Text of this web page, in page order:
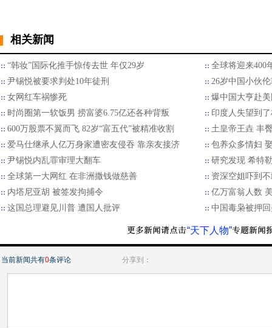
相关新闻
“韩妆”国际化推手惊传去世 年仅29岁
全球将迎来400
尹锡悦被要求判处10年徒刑
26岁中国小伙
女网红车祸惨死
爆中国大亨赴
时尚圈第一软饭男 捞富婆6.75亿还各种背叛
印度人失望到
600万股票不翼而飞 82岁“富五代”被精准收割
土皇帝王垚 丰
爱马仕继承人亿万身家遭密友侵吞 靠亲友接济
包养众多情妇
尹锡悦内乱罪审理大翻车
研究发现 希特
全球第一大网红 在非洲撒钱做慈善
资深空姐吓到
内塔尼亚胡 被签发拘捕令
亿万富翁人数
这国总理避见川普 遭国人批评
中国毒枭被押
“天下人物”
当前新闻共有0条评论 分享到：